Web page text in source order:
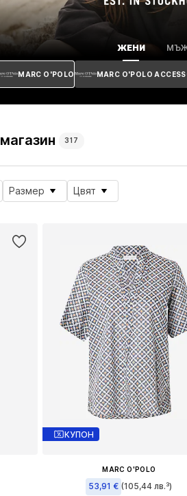
ЖЕНИ
MARC O'POLO MARC O'POLO
317
Размер Цвят
КУПОН
MARC O'POLO
53,91 € (105,44 лв.³)